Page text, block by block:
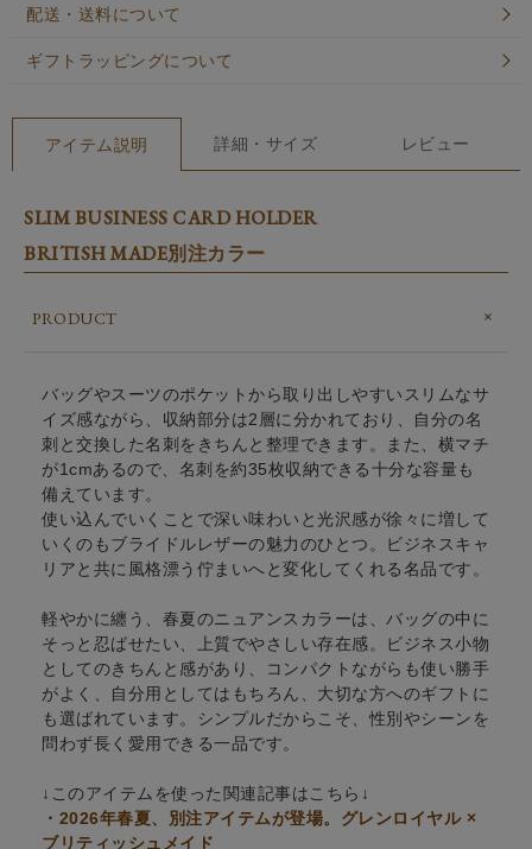
配送・送料について
ギフトラッピングについて
アイテム説明 詳細・サイズ レビュー
SLIM BUSINESS CARD HOLDER
BRITISH MADE別注カラー
PRODUCT
バッグやスーツのポケットから取り出しやすいスリムなサ
イズ感ながら、収納部分は2層に分かれており、自分の名
刺と交換した名刺をきちんと整理できます。また、横マチ
が1cmあるので、名刺を約35枚収納できる十分な容量も
備えています。
使い込んでいくことで深い味わいと光沢感が徐々に増して
いくのもブライドルレザーの魅力のひとつ。ビジネスキャ
リアと共に風格漂う佇まいへと変化してくれる名品です。
軽やかに纏う、春夏のニュアンスカラーは、バッグの中に
そっと忍ばせたい、上質でやさしい存在感。ビジネス小物
としてのきちんと感があり、コンパクトながらも使い勝手
がよく、自分用としてはもちろん、大切な方へのギフトに
も選ばれています。シンプルだからこそ、性別やシーンを
問わず長く愛用できる一品です。
↓このアイテムを使った関連記事はこちら↓
・2026年春夏、別注アイテムが登場。グレンロイヤル ×
ブリティッシュメイド